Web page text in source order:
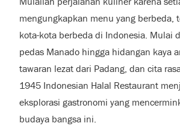
mengungkapkan menu yang berbeda,
kota-kota berbeda di Indonesia. Mulai
pedas Manado hingga hidangan kaya
tawaran lezat dari Padang, dan cita
1945 Indonesian Halal Restaurant
eksplorasi gastronomi yang
budaya bangsa ini.